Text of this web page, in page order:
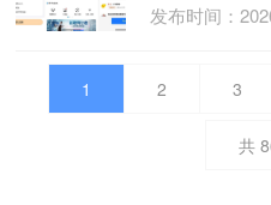
发布时间：
1 2 3
共